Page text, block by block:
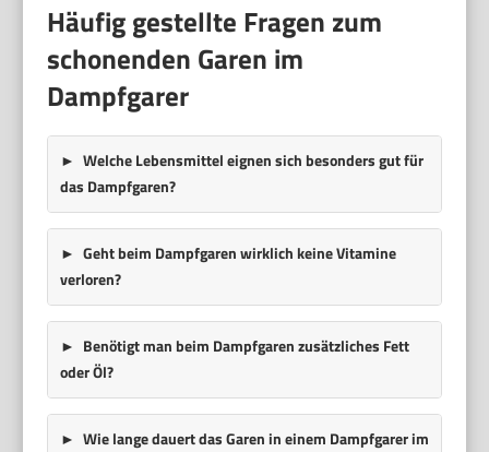
Häufig gestellte Fragen zum
schonenden Garen im
Dampfgarer
Welche Lebensmittel eignen sich besonders gut für
das Dampfgaren?
Geht beim Dampfgaren wirklich keine Vitamine
verloren?
Benötigt man beim Dampfgaren zusätzliches Fett
oder Öl?
Wie lange dauert das Garen in einem Dampfgarer im